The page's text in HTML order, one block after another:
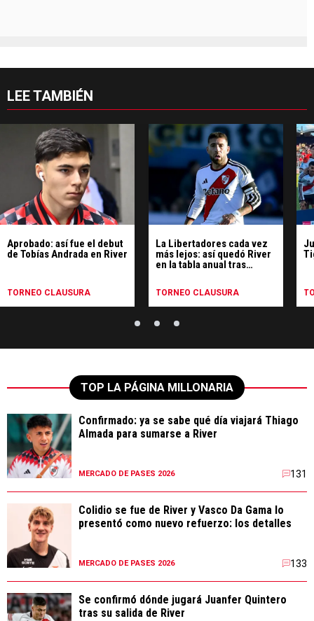
LEE TAMBIÉN
Aprobado: así fue el debut
de Tobías Andrada en River
TORNEO CLAUSURA
La Libertadores cada vez
más lejos: así quedó River
en la tabla anual tras
TORNEO CLAUSURA
TOP LA PÁGINA MILLONARIA
Confirmado: ya se sabe qué día viajará Thiago
Almada para sumarse a River
MERCADO DE PASES 2026 131
Colidio se fue de River y Vasco Da Gama lo
presentó como nuevo refuerzo: los detalles
MERCADO DE PASES 2026 133
Se confirmó dónde jugará Juanfer Quintero
tras su salida de River